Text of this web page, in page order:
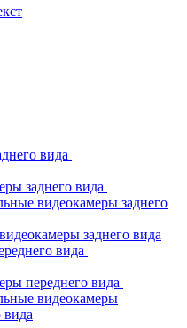
вида
заднего вида
видеокамеры заднего
заднего вида
вида
переднего вида
видеокамеры
вида